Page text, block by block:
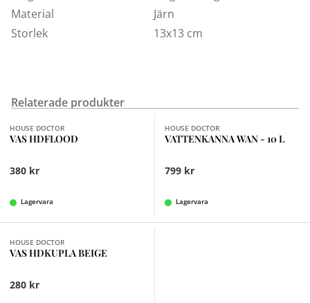
Material
Järn
Storlek
13x13 cm
Relaterade produkter
HOUSE DOCTOR
VAS HDFLOOD
380 kr
Lagervara
HOUSE DOCTOR
VATTENKANNA WAN - 10 L
799 kr
Lagervara
HOUSE DOCTOR
VAS HDKUPLA BEIGE
280 kr